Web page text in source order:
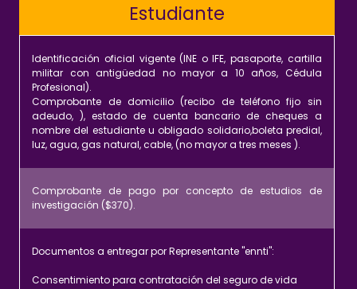
Estudiante
Identificación oficial vigente (INE o IFE, pasaporte, cartilla
militar con antigüedad no mayor a 10 años, Cédula
Profesional).
Comprobante de domicilio (recibo de teléfono fijo sin
adeudo, ), estado de cuenta bancario de cheques a
nombre del estudiante u obligado solidario,boleta predial,
luz, agua, gas natural, cable, (no mayor a tres meses ).
Comprobante de pago por concepto de estudios de
investigación ($370).
Documentos a entregar por Representante "ennti":
Consentimiento para contratación del seguro de vida